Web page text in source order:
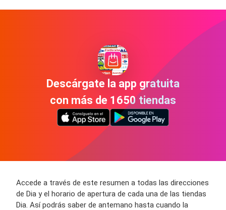
Descárgate la app gratuita
con más de 1650 tiendas
Accede a través de este resumen a todas las direcciones
de Dia y el horario de apertura de cada una de las tiendas
Dia. Así podrás saber de antemano hasta cuando la